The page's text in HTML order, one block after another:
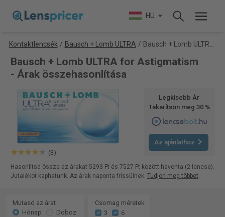
HU
Kontaktlencsék / Bausch + Lomb ULTRA / Bausch + Lomb ULTRA for Astigmatism
Bausch + Lomb ULTRA for Astigmatism
- Árak összehasonlítása
(3)
Legkisebb Ár
Takarítson meg 30 %
Az ajánlathoz
Hasonlítsd össze az árakat 5293 Ft és 7527 Ft között havonta (2 lencse).
Jutalékot kaphatunk. Az árak naponta frissülnek. Tudjon meg többet.
Mutasd az árat
Hónap
Doboz
Csomag méretek
3
6